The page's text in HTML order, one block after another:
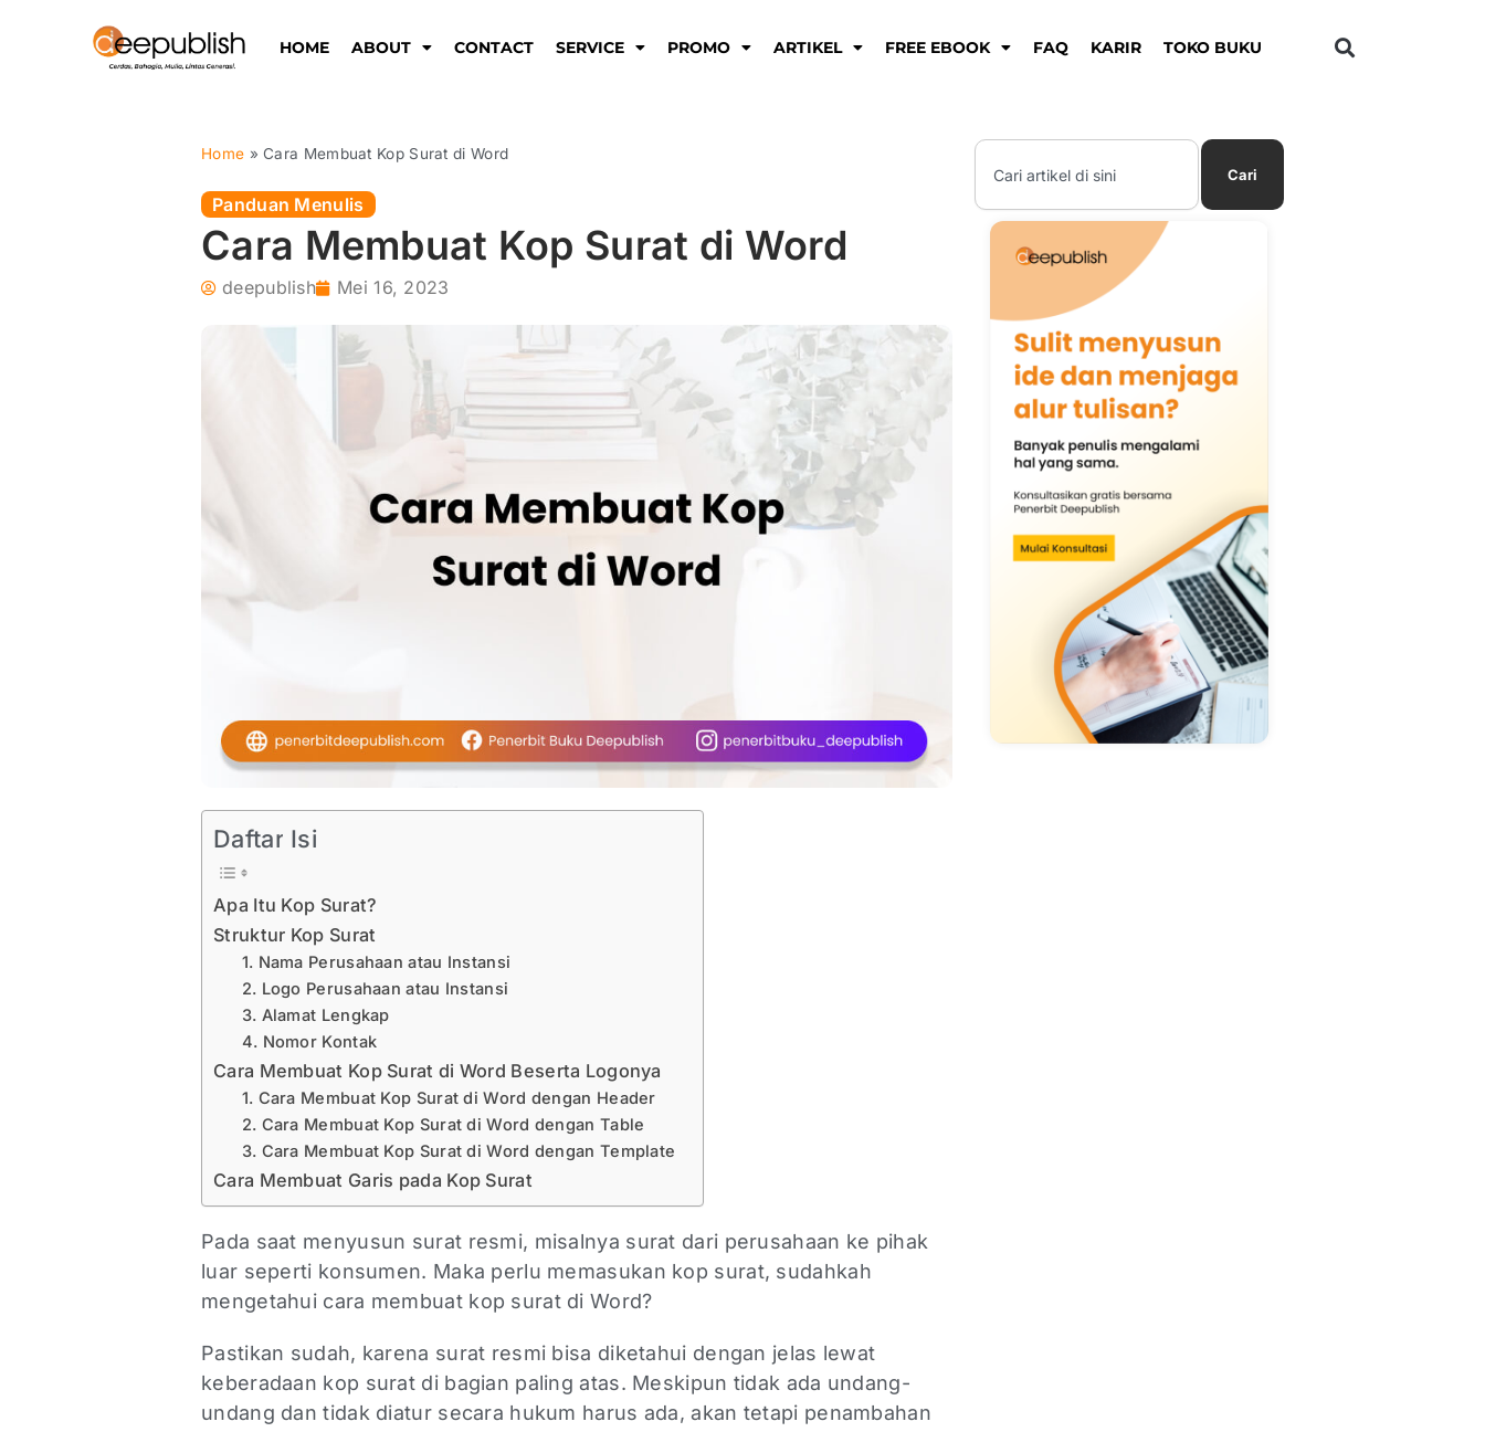
HOME ABOUT CONTACT SERVICE PROMO ARTIKEL FREE EBOOK FAQ KARIR TOKO BUKU
Home »Cara Membuat Kop Surat di Word
Panduan Menulis
Cara Membuat Kop Surat di Word
deepublish Mei 16, 2023
Daftar Isi
Apa Itu Kop Surat?
Struktur Kop Surat
1. Nama Perusahaan atau Instansi
2. Logo Perusahaan atau Instansi
3. Alamat Lengkap
4. Nomor Kontak
Cara Membuat Kop Surat di Word Beserta Logonya
1. Cara Membuat Kop Surat di Word dengan Header
2. Cara Membuat Kop Surat di Word dengan Table
3. Cara Membuat Kop Surat di Word dengan Template
Cara Membuat Garis pada Kop Surat
Pada saat menyusun surat resmi, misalnya surat dari perusahaan ke pihak
luar seperti konsumen. Maka perlu memasukan kop surat, sudahkah
mengetahui cara membuat kop surat di Word?
Pastikan sudah, karena surat resmi bisa diketahui dengan jelas lewat
keberadaan kop surat di bagian paling atas. Meskipun tidak ada undang-
undang dan tidak diatur secara hukum harus ada, akan tetapi penambahan
Search
Cari